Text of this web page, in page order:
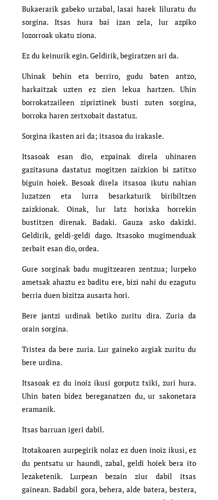
Bukaerarik gabeko urzabal, lasai harek Iiluratu du
sorgina. Itsas hura bai izan zela, lur azpiko
lozorroak ukatu ziona.
Ez du keinurik egin. Geldirik, begiratzen ari da.
Uhinak behin eta berriro, gudu baten antzo,
harkaitzak uzten ez zien lekua hartzen. Uhin
borrokatzaileen zipriztinek busti zuten sorgina,
borroka haren zertxobait dastatuz.
Sorgina ikasten ari da; itsasoa du irakasle.
Itsasoak esan dio, ezpainak direla uhinaren
gazitasuna dastatuz mogitzen zaizkion bi zatitxo
biguin hoiek. Besoak direla itsasoa ikutu nahian
luzatzen eta lurra besarkaturik biribiltzen
zaizkionak. Oinak, lur latz horixka horrekin
bustitzen direnak. Badaki. Gauza asko dakizki.
Geldirik, geldi-geldi dago. Itsasoko mugimenduak
zerbait esan dio, ordea.
Gure sorginak badu mugitzearen zentzua; lurpeko
ametsak ahaztu ez baditu ere, bizi nahi du ezagutu
berria duen bizitza ausarta hori.
Bere jantzi urdinak betiko zuritu dira. Zuria da
orain sorgina.
Tristea da bere zuria. Lur gaineko argiak zuritu du
bere urdina.
Itsasoak ez du inoiz ikusi gorputz txiki, zuri hura.
Uhin baten bidez bereganatzen du, ur sakonetara
eramanik.
Itsas barruan igeri dabil.
Itotakoaren aurpegirik nolaz ez duen inoiz ikusi, ez
du pentsatu ur haundi, zabal, geldi hoiek bera ito
lezaketenik. Lurpean bezain ziur dabil itsas
gainean. Badabil gora, behera, alde batera, bestera,